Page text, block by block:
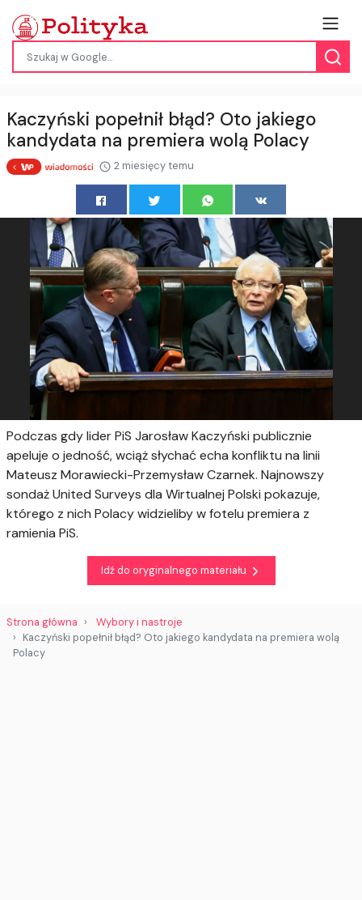
Kaczyński popełnił błąd? Oto jakiego
kandydata na premiera wolą Polacy
2 miesięcy temu
Podczas gdy lider PiS Jarosław Kaczyński publicznie
apeluje o jedność, wciąż słychać echa konfliktu na linii
Mateusz Morawiecki-Przemysław Czarnek. Najnowszy
sondaż United Surveys dla Wirtualnej Polski pokazuje,
którego z nich Polacy widzieliby w fotelu premiera z
ramienia PiS.
Idź do oryginalnego materiału
Strona główna
Wybory i nastroje
Kaczyński popełnił błąd? Oto jakiego kandydata na premiera wolą
Polacy